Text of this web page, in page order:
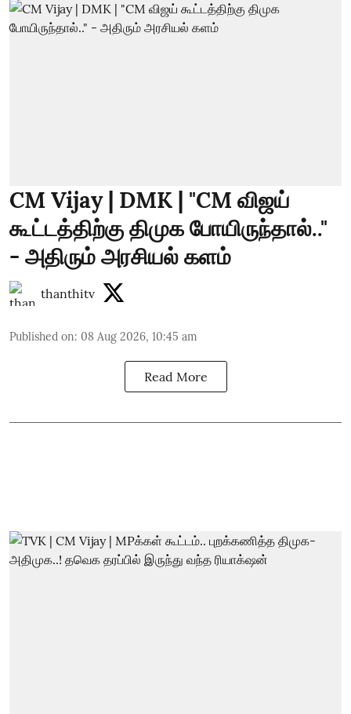
CM Vijay | DMK | "CM விஜய்
கூட்டத்திற்கு திமுக போயிருந்தால்.."
- அதிரும் அரசியல் களம்
thanthitv
Published on: 08 Aug 2026, 10:45 am
Read More